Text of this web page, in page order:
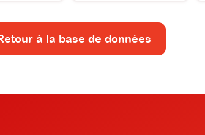
à la base de données